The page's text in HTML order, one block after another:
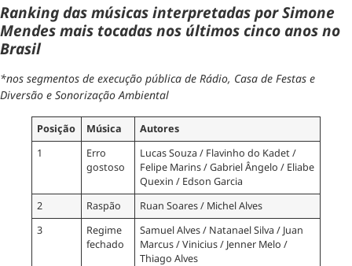
Ranking das músicas interpretadas por Simone
Mendes mais tocadas nos últimos cinco anos no
Brasil
*nos segmentos de execução pública de Rádio, Casa de Festas e
Diversão e Sonorização Ambiental
Posição Música
Autores
1
Erro
gostoso
Lucas Souza / Flavinho do Kadet /
Felipe Marins / Gabriel Ângelo / Eliabe
Quexin / Edson Garcia
2
Raspão
Ruan Soares / Michel Alves
3
Regime
fechado
Samuel Alves / Natanael Silva / Juan
Marcus / Vinicius / Jenner Melo /
Thiago Alves